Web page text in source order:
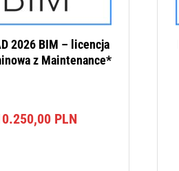
2026 BIM – licencja
z Maintenance*
PLN